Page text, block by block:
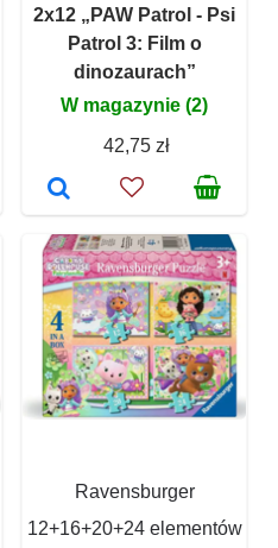
2x12 „PAW Patrol - Psi
Patrol 3: Film o
dinozaurach”
W magazynie (2)
42,75 zł
Ravensburger
12+16+20+24 elementów